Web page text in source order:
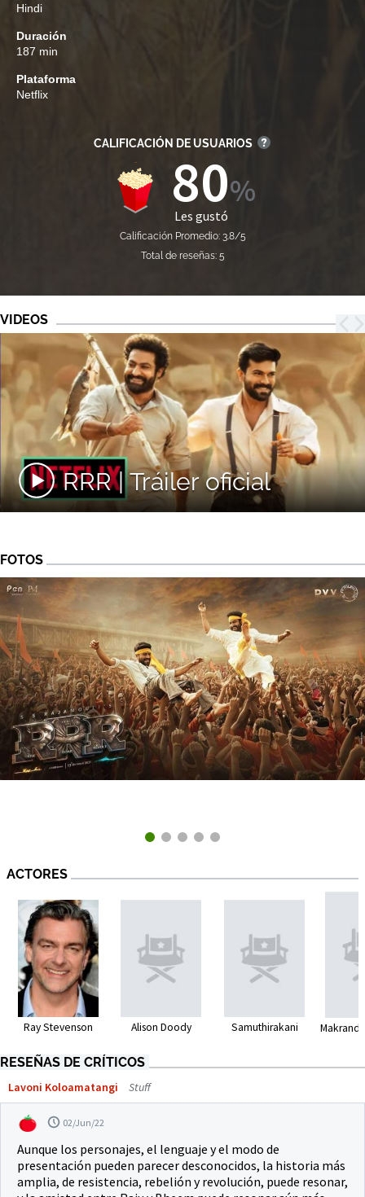
Hindi
Duración
187 min
Plataforma
Netflix
CALIFICACIÓN DE USUARIOS
80
Les gustó
Calificación Promedio: 3.8/5
Total de reseñas: 5
VIDEOS
RRR | Tráiler oficial
FOTOS
ACTORES
Ray Stevenson Alison Doody Samuthirakani Makrand
RESEÑAS DE CRÍTICOS
Lavoni Koloamatangi Stuff
02/Jun/22
Aunque los personajes, el lenguaje y el modo de
presentación pueden parecer desconocidos, la historia más
amplia, de resistencia, rebelión y revolución, puede resonar,